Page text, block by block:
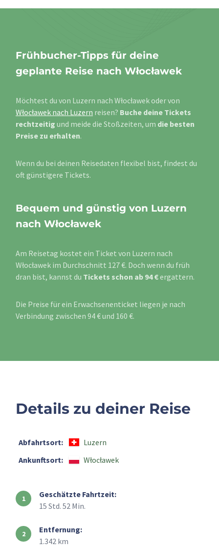
Frühbucher-Tipps für deine
geplante Reise nach Włocławek
Möchtest du von Luzern nach Włocławek oder von
Włocławek nach Luzern reisen? Buche deine Tickets
rechtzeitig und meide die Stoßzeiten, um die besten
Preise zu erhalten.
Wenn du bei deinen Reisedaten flexibel bist, findest du
oft günstigere Tickets.
Bequem und günstig von Luzern
nach Włocławek
Am Reisetag kostet ein Ticket von Luzern nach
Włocławek im Durchschnitt 127 €. Doch wenn du früh
dran bist, kannst du Tickets schon ab 94 €ergattern.
Die Preise für ein Erwachsenenticket liegen je nach
Verbindung zwischen 94 € und 160 €.
Details zu deiner Reise
Abfahrtsort:
Luzern
Ankunftsort:
Włocławek
Geschätzte Fahrtzeit:
15 Std. 52 Min.
Entfernung:
1.342 km